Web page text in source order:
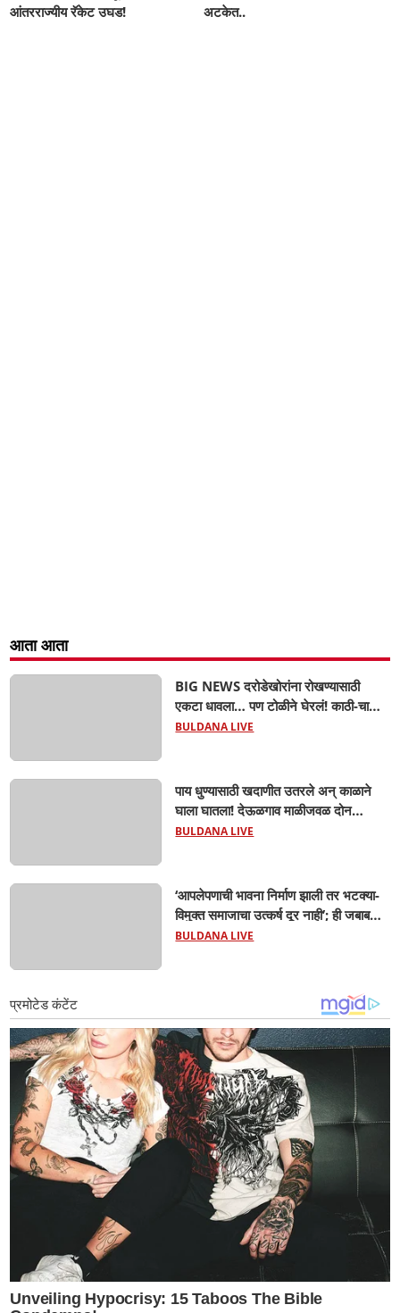
आंतरराज्यीय रॅकेट उघड!
अटकेत..
आता आता
BIG NEWS दरोडेखोरांना रोखण्यासाठी
एकटा धावला… पण टोळीने घेरलं! काठी-चाकूचे
सपासप वार; ५२ वर्षीय शेतकऱ्याचा दुर्दैवी अंत!
BULDANA LIVE
पाय धुण्यासाठी खदाणीत उतरले अन् काळाने
घाला घातला! देऊळगाव माळीजवळ दोन
चिमुकल्यांचा बुडून दुर्दैवी मृत्यू; कोराडी प्रकल्प
BULDANA LIVE
‘आपलेपणाची भावना निर्माण झाली तर भटक्या-
विमुक्त समाजाचा उत्कर्ष दूर नाही’; ही जबाबदारी
केवळ सरकारची नाही,आपल्या सर्वांची !
BULDANA LIVE